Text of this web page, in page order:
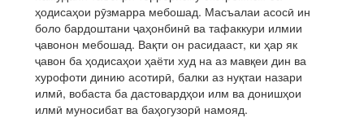
ҳодисаҳои рӯзмарра мебошад. Масъалаи асосӣ ин
боло бардоштани ҷаҳонбинӣ ва тафаккури илмии
ҷавонон мебошад. Вақти он расидааст, ки ҳар як
ҷавон ба ҳодисаҳои ҳаёти худ на аз мавқеи дин ва
хурофоти динию асотирӣ, балки аз нуқтаи назари
илмӣ, вобаста ба дастовардҳои илм ва донишҳои
илмӣ муносибат ва баҳогузорӣ намояд.